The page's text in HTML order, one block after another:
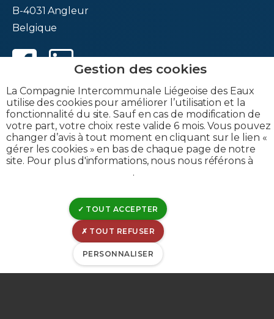
B-4031 Angleur
Belgique
TVA : BE 0202-395-052
IBAN : BE53-0963-6030-0053
BIC : GKCCBEBB
Mentions légales
Politique de divulgation
Déclaration de cookies
Gérer les cookies
Gestion de matomo
La Compagnie Intercommunale Liégeoise des Eaux
utilise des cookies pour améliorer l’utilisation et la
fonctionnalité du site. Sauf en cas de modification de
votre part, votre choix reste valide 6 mois. Vous pouvez
changer d’avis à tout moment en cliquant sur le lien «
gérer les cookies » en bas de chaque page de notre
site. Pour plus d'informations, nous nous référons à
.
TOUT ACCEPTER
TOUT REFUSER
PERSONNALISER